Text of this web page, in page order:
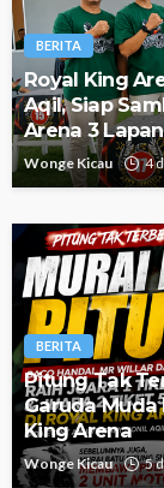
BERITA
Royal King
Aqil, Siap
Arena 3
Wonge Kicau 4
BERITA
Pitung Tak
Garuda Muda
King Arena
Wonge Kicau 5